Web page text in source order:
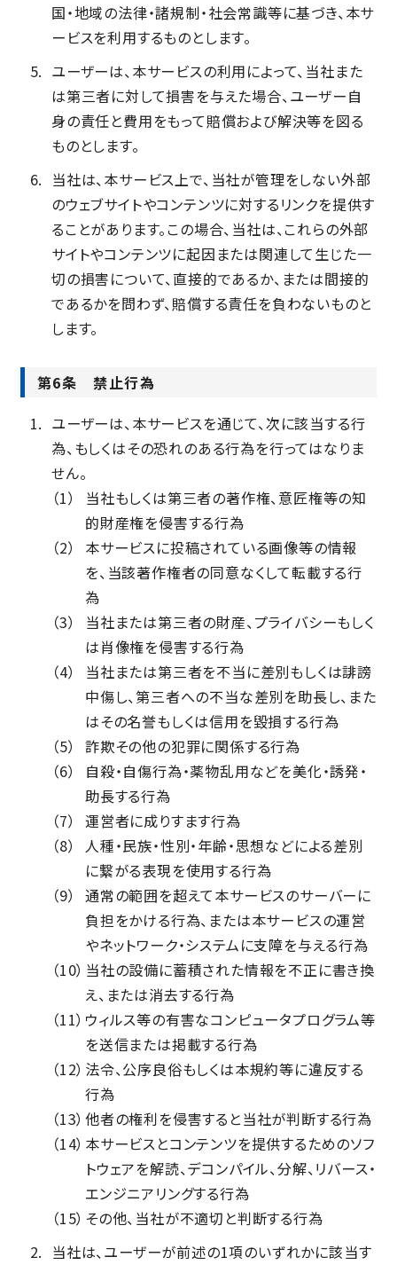
国・地域の法律・諸規制・社会常識等に基づき、本サ
ービスを利用するものとします。
ユーザーは、本サービスの利用によって、当社また
は第三者に対して損害を与えた場合、ユーザー自
身の責任と費用をもって賠償および解決等を図る
ものとします。
当社は、本サービス上で、当社が管理をしない外部
のウェブサイトやコンテンツに対するリンクを提供す
ることがあります。この場合、当社は、これらの外部
サイトやコンテンツに起因または関連して生じた一
切の損害について、直接的であるか、または間接的
であるかを問わず、賠償する責任を負わないものと
します。
第6条 禁止行為
ユーザーは、本サービスを通じて、次に該当する行
為、もしくはその恐れのある行為を行ってはなりま
せん。
（1）
当社もしくは第三者の著作権、意匠権等の知
的財産権を侵害する行為
（2）
本サービスに投稿されている画像等の情報
を、当該著作権者の同意なくして転載する行
為
（3）
当社または第三者の財産、プライバシーもしく
は肖像権を侵害する行為
（4）
当社または第三者を不当に差別もしくは誹謗
中傷し、第三者への不当な差別を助長し、また
はその名誉もしくは信用を毀損する行為
（5）
詐欺その他の犯罪に関係する行為
（6）
自殺・自傷行為・薬物乱用などを美化・誘発・
助長する行為
（7）
運営者に成りすます行為
（8）
人種・民族・性別・年齢・思想などによる差別
に繋がる表現を使用する行為
（9）
通常の範囲を超えて本サービスのサーバーに
負担をかける行為、または本サービスの運営
やネットワーク・システムに支障を与える行為
（10） 当社の設備に蓄積された情報を不正に書き換
え、または消去する行為
（11） ウィルス等の有害なコンピュータプログラム等
を送信または掲載する行為
（12） 法令、公序良俗もしくは本規約等に違反する
行為
（13） 他者の権利を侵害すると当社が判断する行為
（14） 本サービスとコンテンツを提供するためのソフ
トウェアを解読、デコンパイル、分解、リバース・
エンジニアリングする行為
（15） その他、当社が不適切と判断する行為
当社は、ユーザーが前述の1項のいずれかに該当す